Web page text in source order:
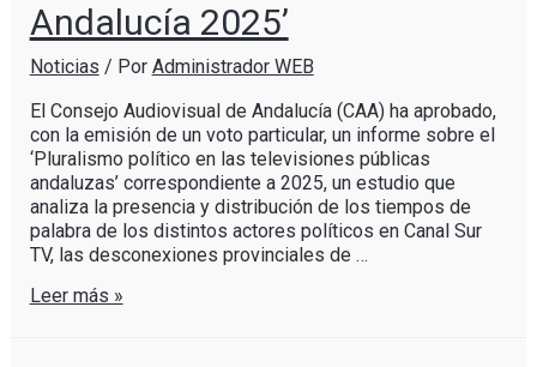
Andalucía 2025’
Noticias / Por Administrador WEB
El Consejo Audiovisual de Andalucía (CAA) ha aprobado,
con la emisión de un voto particular, un informe sobre el
‘Pluralismo político en las televisiones públicas
andaluzas’ correspondiente a 2025, un estudio que
analiza la presencia y distribución de los tiempos de
palabra de los distintos actores políticos en Canal Sur
TV, las desconexiones provinciales de …
Leer más »